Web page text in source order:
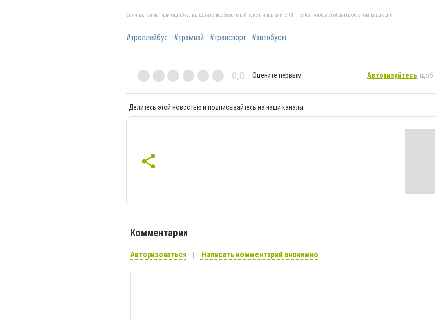
Если вы заметили ошибку, выделите необходимый текст и нажмите Ctrl+Enter, чтобы сообщить об этом редакции
#троллейбус #трамвай #транспорт #автобусы
0,0 Оцените первым Авторизуйтесь, щоб
Делитесь этой новостью и подписывайтесь на наши каналы
Комментарии
Авторизоваться Написать комментарий анонимно